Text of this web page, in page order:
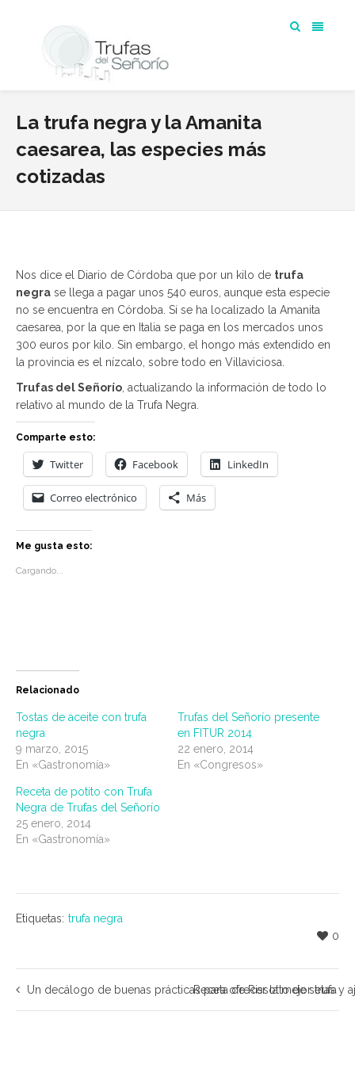
La trufa negra y la Amanita
caesarea, las especies más
cotizadas
Nos dice el Diario de Córdoba que por un kilo de trufa
negra se llega a pagar unos 540 euros, aunque esta especie
no se encuentra en Córdoba. Sí se ha localizado la Amanita
caesarea, por la que en Italia se paga en los mercados unos
300 euros por kilo. Sin embargo, el hongo más extendido en
la provincia es el nízcalo, sobre todo en Villaviciosa.
Trufas del Señorío , actualizando la información de todo lo
relativo al mundo de la Trufa Negra.
Comparte esto:
Twitter Facebook LinkedIn
Correo electrónico Más
Me gusta esto:
Cargando...
Relacionado
Tostas de aceite con trufa
negra
9 marzo, 2015
En «Gastronomía»
Trufas del Señorío presente
en FITUR 2014
22 enero, 2014
En «Congresos»
Receta de potito con Trufa
Negra de Trufas del Señorío
25 enero, 2014
En «Gastronomía»
Etiquetas: trufa negra
0
Un decálogo de buenas prácticas para ofrecer la mejor trufa
Receta de Rissotto de setas y